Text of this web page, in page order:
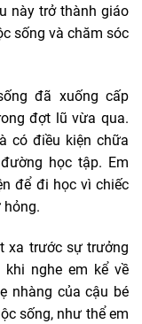
này trở thành giáo
sống và chăm sóc
đã xuống cấp
đợt lũ vừa qua.
có điều kiện chữa
học tập. Em
để đi học vì chiếc
hỏng.
xa trước sự trưởng
nghe em kể về
nhàng của cậu bé
sống, như thể em